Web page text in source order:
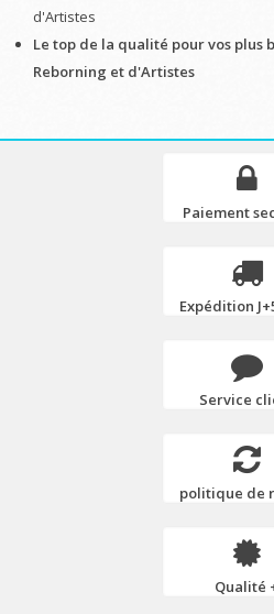
d'Artistes
Le top de la qualité pour vos plus
Reborning et d'Artistes
Paiement
Expédition
Service
politique de
Qualité